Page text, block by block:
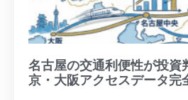
名古屋の交通利便性が投資
京・大阪アクセスデータ完